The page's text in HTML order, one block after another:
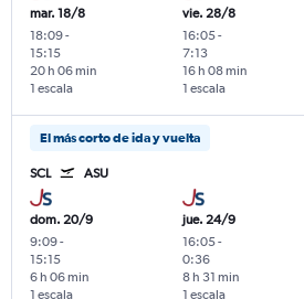
mar. 18/8
18:09-
15:15
1 escala
20 h 06 min
vie. 28/8
16:05-
7:13
1 escala
16 h 08 min
El más corto de ida y vuelta
SCL ASU
dom. 20/9
9:09-
15:15
1 escala
6 h 06 min
jue. 24/9
16:05-
0:36
1 escala
8 h 31 min